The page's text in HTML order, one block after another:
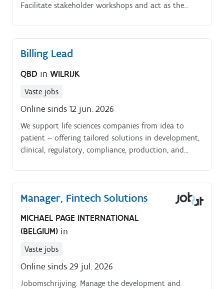
Facilitate stakeholder workshops and act as the
Billing Lead
QBD in WILRIJK
Vaste jobs
Online sinds 12 jun. 2026
We support life sciences companies from idea to
patient — offering tailored solutions in development,
clinical, regulatory, compliance, production, and
we help drive innovation in ATMP, biotech, medical
devices, diagnostics, digital health, and pharma We
believe in.
Manager, Fintech Solutions
MICHAEL PAGE INTERNATIONAL
(BELGIUM) in
Vaste jobs
Online sinds 29 jul. 2026
Jobomschrijving. Manage the development and